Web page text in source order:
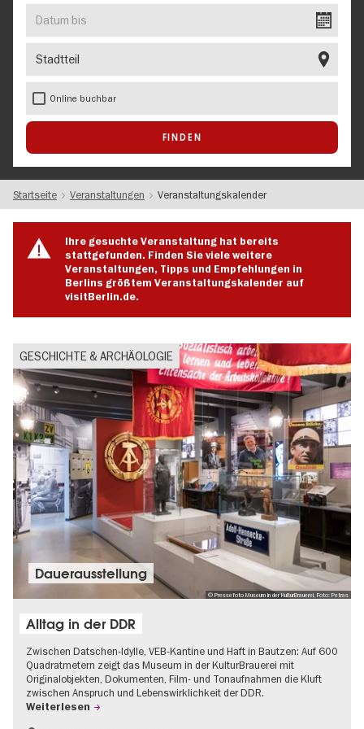
bis
Online buchbar
Startseite Veranstaltungen Veranstaltungskalender
Ihre gesuchte Veranstaltung hat bereits
stattgefunden. Finden Sie viele weitere
Veranstaltungen, Tipps und Empfehlungen in
Berlins größtem Veranstaltungskalender auf
visitBerlin.de.
GESCHICHTE & ARCHÄOLOGIE
© Pressefoto Museum in der KulturBrauerei, Foto: Petras
Dauer­aus­stel­lung
Alltag in der DDR
Zwischen Datschen-Idylle, VEB-Kantine und Haft in Bautzen: Auf 600
Quadratmetern zeigt das Museum in der KulturBrauerei mit
Originalobjekten, Dokumenten, Film- und Tonaufnahmen die Kluft
zwischen Anspruch und Lebenswirklichkeit der DDR.
Weiterlesen